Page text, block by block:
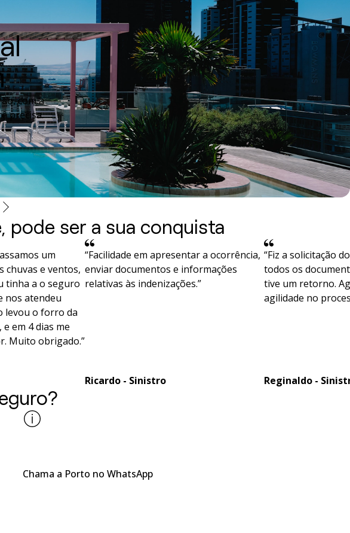
com a
precisa.
pode ser a sua conquista
um
e ventos,
tinha a o seguro
nos atendeu
levou o forro da
em 4 dias me
Muito obrigado.”
“Facilidade em apresentar a ocorrência,
enviar documentos e informações
relativas às indenizações.”
Ricardo - Sinistro
“Fiz a solicitação
todos os
tive um retorno.
agilidade no
Reginaldo -
Chama a Porto no WhatsApp